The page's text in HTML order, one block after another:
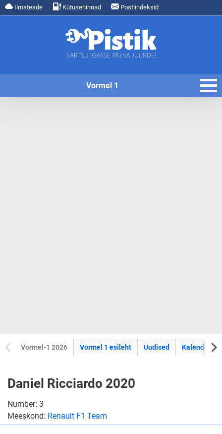
Ilmateade Kütusehinnad Postiindeksid
Vormel 1
Vormel-1 2026 Vormel 1 esileht Uudised Kalender
Daniel Ricciardo 2020
Number: 3
Meeskond: Renault F1 Team